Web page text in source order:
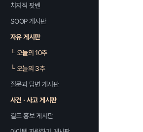
치지직 팟벤
SOOP 게시판
자유 게시판
└오늘의 10추
└오늘의 3추
질문과 답변 게시판
사건 · 사고 게시판
길드 홍보 게시판